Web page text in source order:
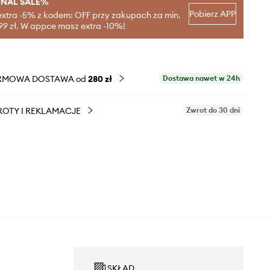
-5% z kodem: OFF przy zakupach za min.
zł. W appce masz extra -10%!
Pobierz APP
DOSTAWA od 280 zł Dostawa nawet w 24h
I REKLAMACJE Zwrot do 30 dni